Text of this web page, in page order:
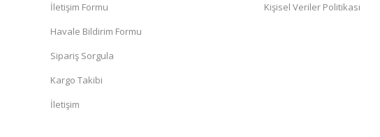
İletişim Formu
Havale Bildirim Formu
Sipariş Sorgula
Kargo Takibi
İletişim
Kişisel Veriler Politikası